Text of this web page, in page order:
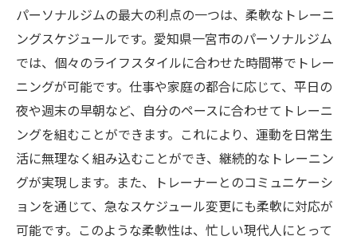
パーソナルジムの最大の利点の一つは、柔軟なトレーニ
ングスケジュールです。愛知県一宮市のパーソナルジム
では、個々のライフスタイルに合わせた時間帯でトレー
ニングが可能です。仕事や家庭の都合に応じて、平日の
夜や週末の早朝など、自分のペースに合わせてトレーニ
ングを組むことができます。これにより、運動を日常生
活に無理なく組み込むことができ、継続的なトレーニン
グが実現します。また、トレーナーとのコミュニケーシ
ョンを通じて、急なスケジュール変更にも柔軟に対応が
可能です。このような柔軟性は、忙しい現代人にとって